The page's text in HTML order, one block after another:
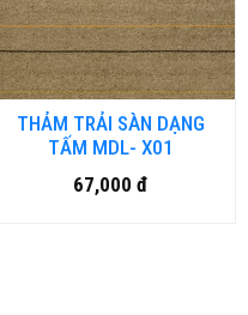
THẢM TRẢI SÀN DẠNG
TẤM MDL- X01
67,000 đ